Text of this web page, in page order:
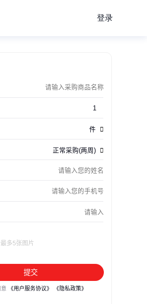
登录